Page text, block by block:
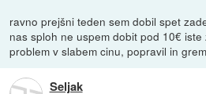
ravno prejšni teden sem dobil spet
nas sploh ne uspem dobit pod 10€
problem v slabem cinu, popravil in
Seljak